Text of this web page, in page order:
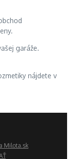
garáže.
nájdete v
Milota.sk